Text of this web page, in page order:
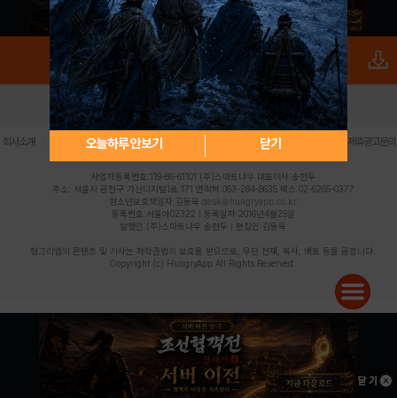
오늘하루 안보기 닫기
로그인 PC버전 전체앱
회사소개 | 개인정보 처리방침 불법촬영물 신고센터 제휴광고문의
사업자등록번호:119-86-61101 (주)스마트나우 대표이사:송현두
주소: 서울시 금천구 가산디지털1로 171 연락처:063-284-8635 팩스:02-6265-0377
청소년보호책임자:김동욱 desk@hungryapp.co.kr
등록번호:서울아02322 | 등록일자:2016년4월25일
발행인:(주)스마트나우 송현두 | 편집인:김동욱
헝그리앱의 콘텐츠 및 기사는 저작권법의 보호를 받으므로, 무단 전재, 복사, 배포 등을 금합니다.
Copyright (c) HungryApp All Rights Reserved.